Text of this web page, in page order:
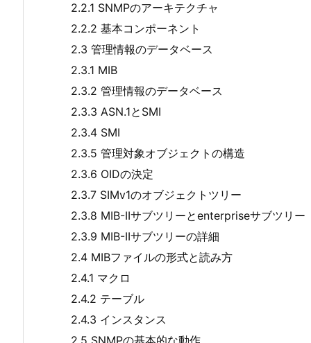
2.2.1 SNMPのアーキテクチャ
2.2.2 基本コンポーネント
2.3 管理情報のデータベース
2.3.1 MIB
2.3.2 管理情報のデータベース
2.3.3 ASN.1とSMI
2.3.4 SMI
2.3.5 管理対象オブジェクトの構造
2.3.6 OIDの決定
2.3.7 SIMv1のオブジェクトツリー
2.3.8 MIB-IIサブツリーとenterpriseサブツリー
2.3.9 MIB-IIサブツリーの詳細
2.4 MIBファイルの形式と読み方
2.4.1 マクロ
2.4.2 テーブル
2.4.3 インスタンス